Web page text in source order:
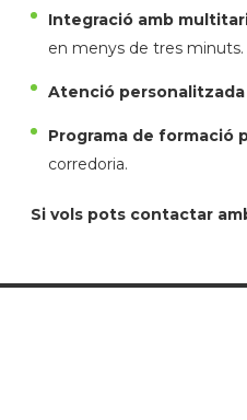
Integració amb
en menys de tres minuts.
Atenció personalitzada
Programa de formació
corredoria.
Si vols pots contactar